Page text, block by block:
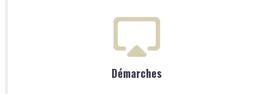
Démarches